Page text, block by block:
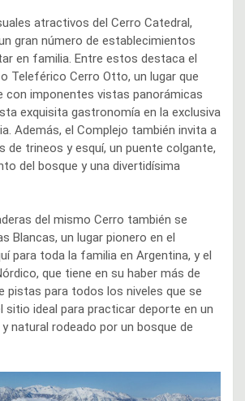
atractivos del Cerro Catedral,
gran número de establecimientos
en familia. Entre estos destaca el
Teleférico Cerro Otto, un lugar que
con imponentes vistas panorámicas
exquisita gastronomía en la exclusiva
Además, el Complejo también invita a
de trineos y esquí, un puente colgante,
del bosque y una divertidísima
del mismo Cerro también se
Blancas, un lugar pionero en el
para toda la familia en Argentina, y el
que tiene en su haber más de
pistas para todos los niveles que se
sitio ideal para practicar deporte en un
natural rodeado por un bosque de